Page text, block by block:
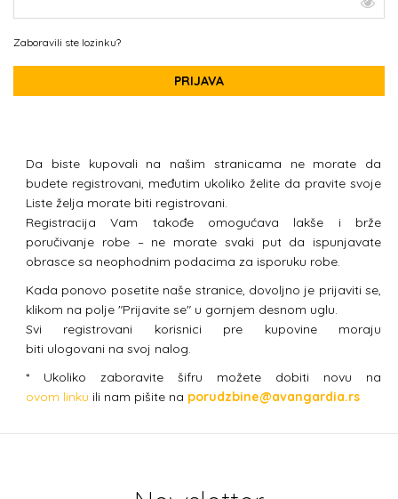
Zaboravili ste lozinku?
PRIJAVA
Da biste kupovali na našim stranicama ne morate da
budete registrovani, međutim ukoliko želite da pravite svoje
Liste želja morate biti registrovani.
Registracija Vam takođe omogućava lakše i brže
poručivanje robe – ne morate svaki put da ispunjavate
obrasce sa neophodnim podacima za isporuku robe.
Kada ponovo posetite naše stranice, dovoljno je prijaviti se,
klikom na polje "Prijavite se" u gornjem desnom uglu.
Svi registrovani korisnici pre kupovine moraju
biti ulogovani na svoj nalog.
* Ukoliko zaboravite šifru možete dobiti novu na
ovom linku ili nam pišite na porudzbine@avangardia.rs